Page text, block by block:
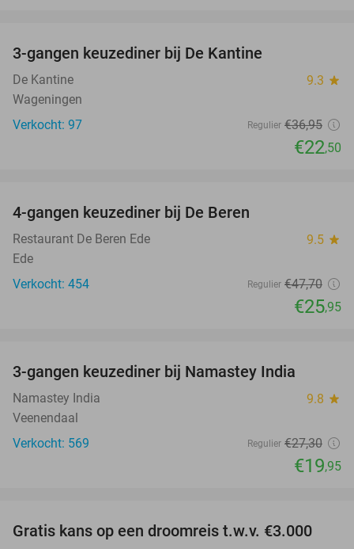
3-gangen keuzediner bij De Kantine
De Kantine 9.3 star
Wageningen
Verkocht: 97
Regulier €36,95
€22,50
4-gangen keuzediner bij De Beren
Restaurant De Beren Ede 9.5 star
Ede
Verkocht: 454
Regulier €47,70
€25,95
3-gangen keuzediner bij Namastey India
Namastey India 9.8 star
Veenendaal
Verkocht: 569
Regulier €27,30
€19,95
Gratis kans op een droomreis t.w.v. €3.000